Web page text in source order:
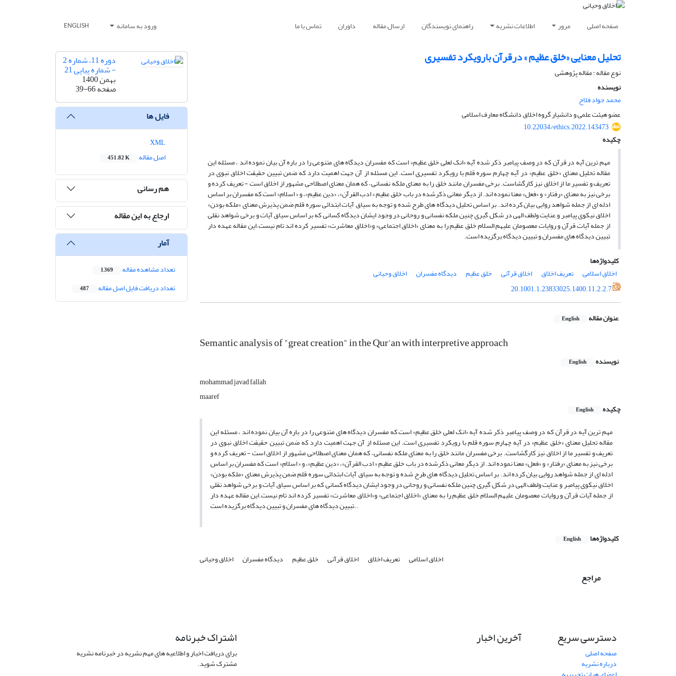
صفحه اصلی مرور اطلاعات نشریه راهنمای نویسندگان ارسال مقاله داوران تماس با ما ورود به سامانه ENGLISH
تحلیل معنایی «خلق عظیم » درقرآن بارویکرد تفسیری
نوع مقاله : مقاله پژوهشی
نویسنده
محمد جواد فلاح
عضو هیئت علمی و دانشیار گروه اخلاق دانشگاه معارف اسلامی
10.22034/ethics.2022.143473
چکیده
مهم ترین آیه در قرآن که در وصف پیامبر ذکر شده آیه «انک لعلی خلق عظیم» است که مفسران دیدگاه های متنوعی را در باره آن بیان نموده اند ، مسئله این
مقاله تحلیل معنای «خلق عظیم» در آیه چهارم سوره قلم با رویکرد تفسیری است. این مسئله از آن جهت اهمیت دارد که ضمن تبیین حقیقت اخلاق نبوی در
تعریف و تفسیر ما از اخلاق نیز کارگشاست. برخی مفسران مانند خلق را به معنای ملکه نفسانی – که همان معنای اصطلاحی مشهور از اخلاق است - تعریف کرده و
برخی نیز به معنای «رفتار» و «فعل» معنا نموده اند. از دیگر معانی ذکرشده در باب خلق عظیم « ادب القرآن»، «دین عظیم»، و « اسلام» است که مفسران بر اساس
ادله ای از جمله شواهد روایی بیان کرده اند. بر اساس تحلیل دیدگاه های طرح شده و توجه به سیاق آیات ابتدائی سوره قلم ضمن پذیرش معنای «ملکه بودن»
اخلاق نیکوی پیامبر و عنایت ولطف الهی در شکل گیری چنین ملکه نفسانی و روحانی در وجود ایشان دیدگاه کسانی که بر اساس سیاق آیات و برخی شواهد نقلی
از جمله آیات قرآن و روایات معصومان علیهم السلام خلق عظیم را به معنای «اخلاق اجتماعی» و«اخلاق معاشرت» تفسیر کرده اند تام نیست.این مقاله عهده دار
تبیین دیدگاه های مفسران و تبیین دیدگاه برگزیده است.
کلیدواژه‌ها
اخلاق اسلامی
تعریف اخلاق اخلاق قرآنی خلق عظیم دیدگاه مفسران
اخلاق وحیانی
20.1001.1.23833025.1400.11.2.2.7
عنوان مقاله English
Semantic analysis of "great creation" in the Qur'an with interpretive approach
نویسنده English
mohammad javad fallah
maaref
چکیده
English
مهم ترین آیه در قرآن که در وصف پیامبر ذکر شده آیه «انک لعلی خلق عظیم» است که مفسران دیدگاه های متنوعی را در باره آن بیان نموده اند ، مسئله این
مقاله تحلیل معنای «خلق عظیم» در آیه چهارم سوره قلم با رویکرد تفسیری است. این مسئله از آن جهت اهمیت دارد که ضمن تبیین حقیقت اخلاق نبوی در
تعریف و تفسیر ما از اخلاق نیز کارگشاست. برخی مفسران مانند خلق را به معنای ملکه نفسانی – که همان معنای اصطلاحی مشهور از اخلاق است - تعریف کرده و
برخی نیز به معنای «رفتار» و «فعل» معنا نموده اند. از دیگر معانی ذکرشده در باب خلق عظیم « ادب القرآن»، «دین عظیم»، و « اسلام» است که مفسران بر اساس
ادله ای از جمله شواهد روایی بیان کرده اند. بر اساس تحلیل دیدگاه های طرح شده و توجه به سیاق آیات ابتدائی سوره قلم ضمن پذیرش معنای «ملکه بودن»
اخلاق نیکوی پیامبر و عنایت ولطف الهی در شکل گیری چنین ملکه نفسانی و روحانی در وجود ایشان دیدگاه کسانی که بر اساس سیاق آیات و برخی شواهد نقلی
از جمله آیات قرآن و روایات معصومان علیهم السلام خلق عظیم را به معنای «اخلاق اجتماعی» و«اخلاق معاشرت» تفسیر کرده اند تام نیست.این مقاله عهده دار
تبیین دیدگاه های مفسران و تبیین دیدگاه برگزیده است..
کلیدواژه‌ها English
اخلاق اسلامی تعریف اخلاق اخلاق قرآنی خلق عظیم دیدگاه مفسران اخلاق وحیانی
مراجع
دوره 11، شماره 2
- شماره پیاپی 21
بهمن 1400
صفحه39-66
فایل ها
اصل مقاله
451.82 K
هم رسانی
ارجاع به این مقاله
آمار
تعداد مشاهده مقاله 1,369
تعداد دریافت فایل اصل مقاله 487
دسترسی سریع
صفحه اصلی
درباره نشریه
آخرین اخبار اشتراک خبرنامه
برای دریافت اخبار و اطلاعیه های مهم نشریه در خبرنامه نشریه
مشترک شوید.